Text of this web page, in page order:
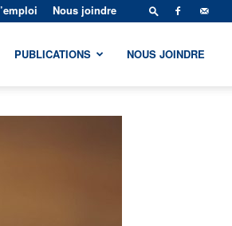
Nous joindre
PUBLICATIONS NOUS JOINDRE